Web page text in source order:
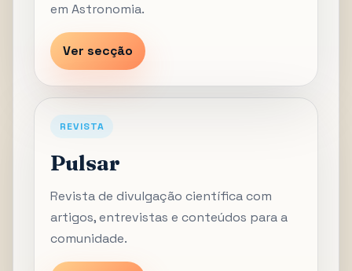
em Astronomia.
Ver secção
REVISTA
Pulsar
Revista de divulgação científica com
artigos, entrevistas e conteúdos para a
comunidade.